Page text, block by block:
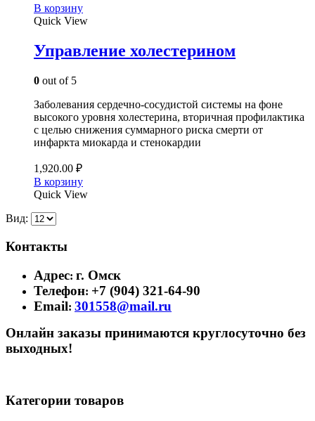
В корзину
Quick View
Управление холестерином
0 out of 5
Заболевания сердечно-сосудистой системы на фоне
высокого уровня холестерина, вторичная профилактика
с целью снижения суммарного риска смерти от
инфаркта миокарда и стенокардии
1,920.00 ₽
В корзину
Quick View
Вид:
Контакты
Адрес: г. Омск
Телефон: +7 (904) 321-64-90
Email: 301558@mail.ru
Онлайн заказы принимаются круглосуточно без
выходных!
Категории товаров